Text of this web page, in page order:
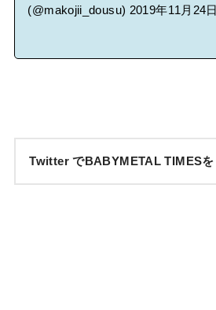
(@makojii_dousu) 2019年11月24日
Twitter でBABYMETAL TIMESを